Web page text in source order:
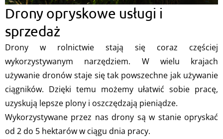
Drony opryskowe usługi i
sprzedaż
Drony w rolnictwie stają się coraz częściej
wykorzystywanym narzędziem. W wielu krajach
używanie dronów staje się tak powszechne jak używanie
ciągników. Dzięki temu możemy ułatwić sobie pracę,
uzyskują lepsze plony i oszczędzają pieniądze.
Wykorzystywane przez nas drony są w stanie opryskać
od 2 do 5 hektarów w ciągu dnia pracy.